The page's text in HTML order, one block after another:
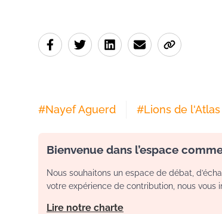
#Nayef Aguerd #Lions de l'Atlas
Bienvenue dans l’espace
Nous souhaitons un espace de débat,
votre expérience de contribution, nous vous
Lire notre charte